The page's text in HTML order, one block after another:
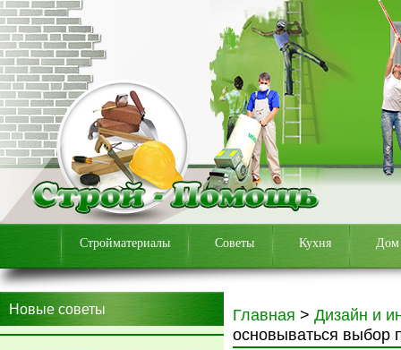
Стройматериалы Советы Кухня Дом
Новые советы Главная > Дизайн и
основываться выбор